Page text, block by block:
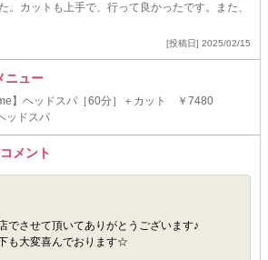
。カットも上手で、行って良かったです。また、
[投稿日] 2025/02/15
ニュー
】ヘッドスパ［60分］＋カット ￥7480
ッドスパ
メント
でさせて頂いてありがとうございます♪
も大変喜んでおります☆